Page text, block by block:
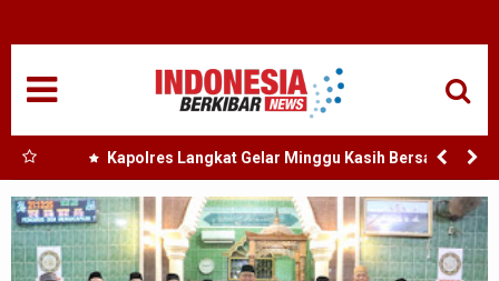
Kapolres Langkat Gelar Minggu Kasih Bersama
Jemaat GPdi Lembah Pujian
NASIONAL
SUMUT
MEDAN
TANJUNGBALAI